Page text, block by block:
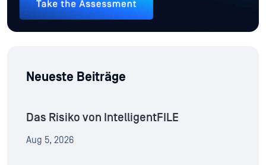
Neueste Beiträge
Das Risiko von IntelligentFILE
Aug 5, 2026